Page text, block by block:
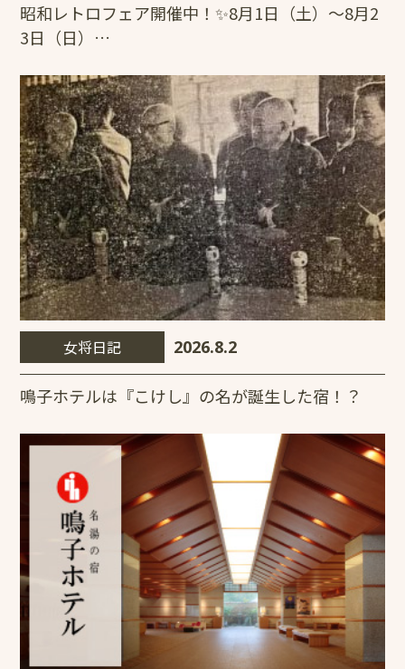
昭和レトロフェア開催中！✨8月1日（土）～8月2
3日（日）…
女将日記 2026.8.2
鳴子ホテルは『こけし』の名が誕生した宿！？